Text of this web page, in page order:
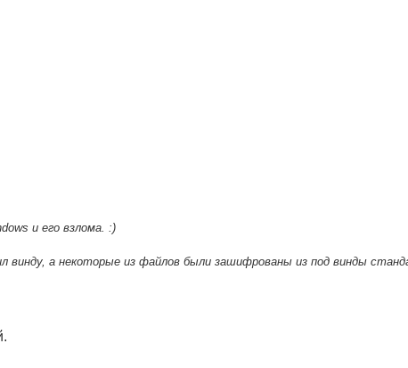
и его взлома. :)
винду, а некоторые из файлов были зашифрованы из под винды